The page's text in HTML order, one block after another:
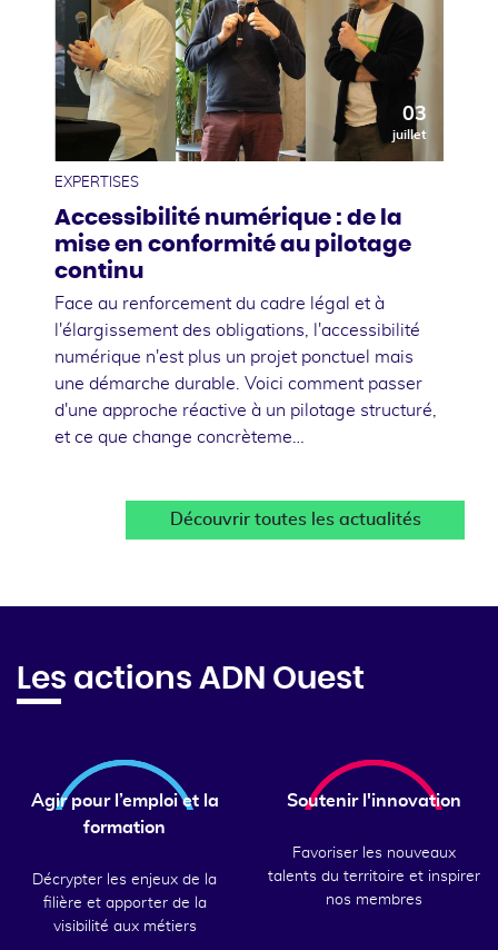
03
juillet
EXPERTISES
Accessibilité numérique : de la
mise en conformité au pilotage
continu
Face au renforcement du cadre légal et à
l'élargissement des obligations, l'accessibilité
numérique n'est plus un projet ponctuel mais
une démarche durable. Voici comment passer
d'une approche réactive à un pilotage structuré,
et ce que change concrèteme…
Découvrir toutes les actualités
Les actions ADN Ouest
Agir pour l’emploi et la
formation
Décrypter les enjeux de la
filière et apporter de la
visibilité aux métiers
Soutenir l'innovation
Favoriser les nouveaux
talents du territoire et inspirer
nos membres